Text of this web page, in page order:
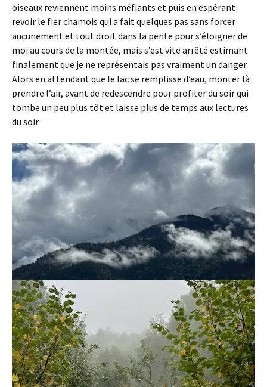
oiseaux reviennent moins méfiants et puis en espérant
revoir le fier chamois qui a fait quelques pas sans forcer
aucunement et tout droit dans la pente pour s’éloigner de
moi au cours de la montée, mais s’est vite arrêté estimant
finalement que je ne représentais pas vraiment un danger.
Alors en attendant que le lac se remplisse d’eau, monter là
prendre l’air, avant de redescendre pour profiter du soir qui
tombe un peu plus tôt et laisse plus de temps aux lectures
du soir